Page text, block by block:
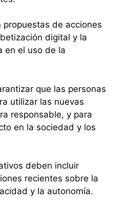
de acciones
digital y la
en el uso de la
que las personas
utilizar las nuevas
responsable, y para
en la sociedad y los
deben incluir
recientes sobre la
y la autonomía.